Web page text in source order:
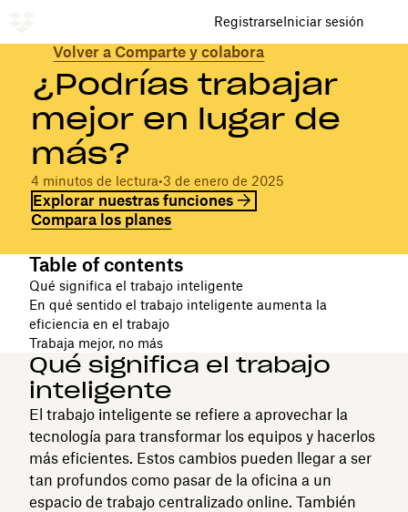
RegistrarseIniciar sesión
Volver a Comparte y colabora
¿Podrías trabajar
mejor en lugar de
más?
4 minutos de lectura•3 de enero de 2025
Explorar nuestras funciones
Compara los planes
Table of contents
Qué significa el trabajo inteligente
En qué sentido el trabajo inteligente aumenta la
eficiencia en el trabajo
Trabaja mejor, no más
Qué significa el trabajo
inteligente
El trabajo inteligente se refiere a aprovechar la
tecnología para transformar los equipos y hacerlos
más eficientes. Estos cambios pueden llegar a ser
tan profundos como pasar de la oficina a un
espacio de trabajo centralizado online. También